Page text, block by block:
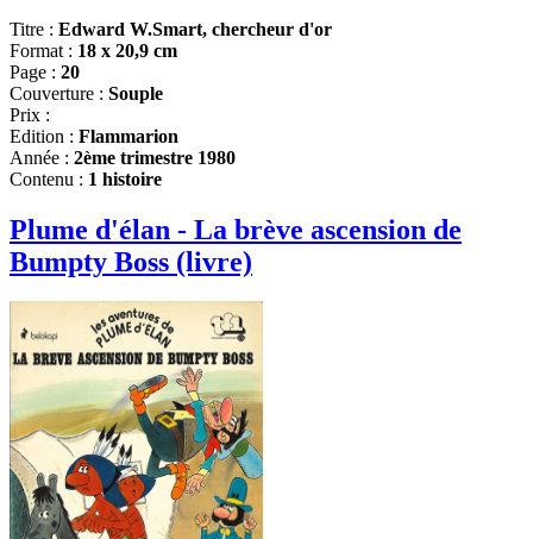
Titre : Edward W.Smart, chercheur d'or
Format : 18 x 20,9 cm
Page : 20
Couverture : Souple
Prix :
Edition : Flammarion
Année : 2ème trimestre 1980
Contenu : 1 histoire
Plume d'élan - La brève ascension de
Bumpty Boss (livre)